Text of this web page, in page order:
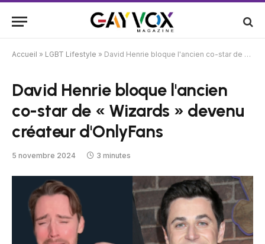
Accueil » LGBT Lifestyle » David Henrie bloque l'ancien co-star de « Wizards » devenu créateur d'OnlyFans
David Henrie bloque l'ancien
co-star de « Wizards » devenu
créateur d'OnlyFans
5 novembre 2024 3 minutes